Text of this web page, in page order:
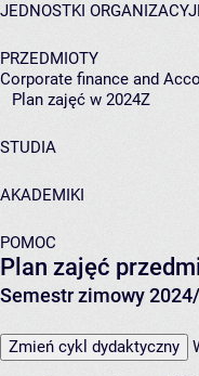
JEDNOSTKI
PRZEDMIOTY
Corporate finance and
Plan zajęć w 2024Z
STUDIA
AKADEMIKI
POMOC
Plan zajęć
Semestr zimowy
Zmień cykl dydaktyczny